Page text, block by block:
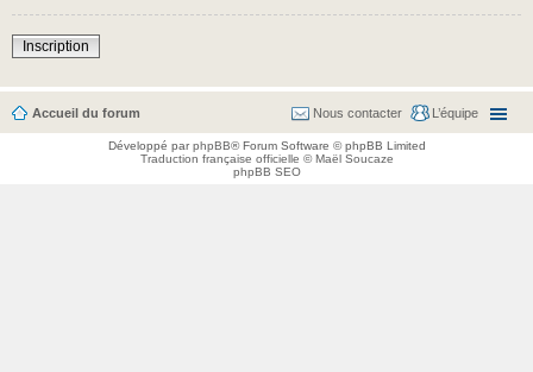
Inscription
Accueil du forum L’équipe
Nous contacter
Développé parphpBB® Forum Software © phpBB Limited
Traduction française officielle ©Maël Soucaze
phpBB SEO